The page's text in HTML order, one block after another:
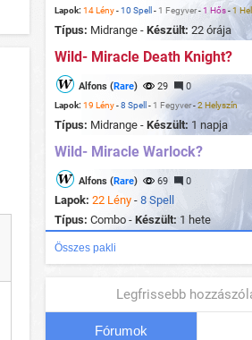
Lapok: 14 Lény-10 Spell - 1 Fegyver-1 Hős-1
Típus: Midrange - Készült: 22 órája
Wild- Miracle Death Knight?
Alfons (Rare) 29 0
Lapok: 19 Lény-8 Spell - 1 Fegyver-2 Helyszín
Típus: Midrange - Készült: 1 napja
Wild- Miracle Warlock?
Alfons (Rare) 69 0
Lapok: 22 Lény - 8 Spell
Típus: Combo - Készült: 1 hete
Összes pakli
Legfrissebb
Fórumok